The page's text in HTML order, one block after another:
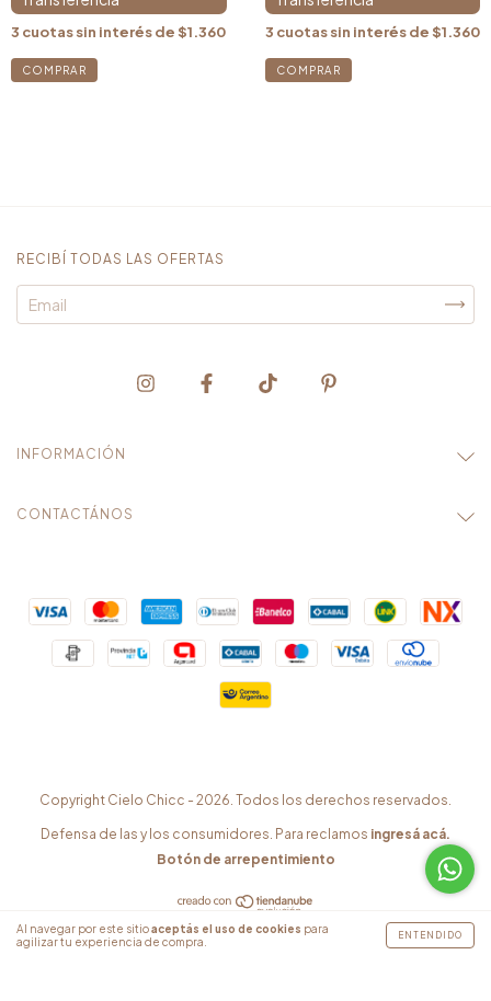
Al navegar por este sitioaceptás el uso de cookies para
agilizar tu experiencia de compra.
ENTENDIDO
3 cuotas sin interés de$1.360 3 cuotas sin interés de$1.360
RECIBÍ TODAS LAS OFERTAS
INFORMACIÓN
CONTACTÁNOS
Copyright Cielo Chicc - 2026. Todos los derechos reservados.
Defensa de las y los consumidores. Para reclamos ingresá acá.
Botón de arrepentimiento